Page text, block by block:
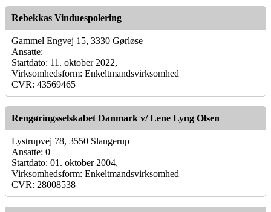
Rebekkas Vinduespolering
Gammel Engvej 15, 3330 Gørløse
Ansatte:
Startdato: 11. oktober 2022,
Virksomhedsform: Enkeltmandsvirksomhed
CVR: 43569465
Rengøringsselskabet Danmark v/ Lene Lyng Olsen
Lystrupvej 78, 3550 Slangerup
Ansatte: 0
Startdato: 01. oktober 2004,
Virksomhedsform: Enkeltmandsvirksomhed
CVR: 28008538